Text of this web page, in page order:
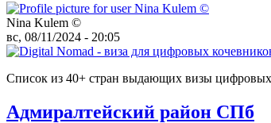
Nina Kulem ©️
вс, 08/11/2024 - 20:05
Список из 40+ стран выдающих визы
Адмиралтейский район СПб